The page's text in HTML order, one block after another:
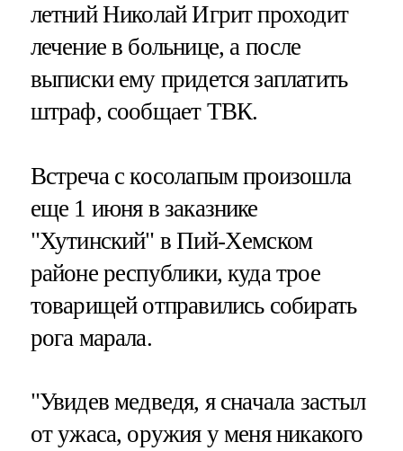
летний Николай Игрит проходит
лечение в больнице, а после
выписки ему придется заплатить
штраф, сообщает ТВК.
Встреча с косолапым произошла
еще 1 июня в заказнике
"Хутинский" в Пий-Хемском
районе республики, куда трое
товарищей отправились собирать
рога марала.
"Увидев медведя, я сначала застыл
от ужаса, оружия у меня никакого